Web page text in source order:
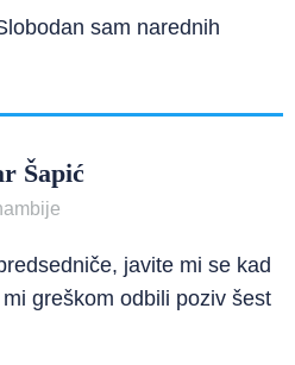
sam narednih
Šapić
javite mi se kad
greškom odbili poziv šest